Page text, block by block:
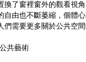
換了窗裡窗外的觀看視
自由也不斷萎縮，個體
們需要更多關於公共空
共藝術